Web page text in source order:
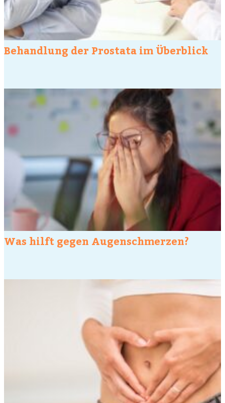
Behandlung der Prostata im Überblick
Was hilft gegen Augenschmerzen?